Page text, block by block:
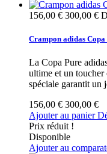
156,00 € 300,00 €
Crampon adidas
La Copa Pure
ultime et un
spéciale garantit un
156,00 € 300,00 €
Ajouter au panier
Prix réduit !
Disponible
Ajouter au